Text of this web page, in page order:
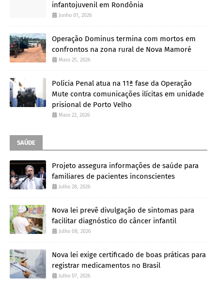
infantojuvenil em Rondônia
Junho 01, 2026
Operação Dominus termina com mortos em
confrontos na zona rural de Nova Mamoré
Maio 25, 2026
Polícia Penal atua na 11ª fase da Operação
Mute contra comunicações ilícitas em unidade
prisional de Porto Velho
Maio 22, 2026
SAÚDE
Projeto assegura informações de saúde para
familiares de pacientes inconscientes
Julho 28, 2026
Nova lei prevê divulgação de sintomas para
facilitar diagnóstico do câncer infantil
Julho 08, 2026
Nova lei exige certificado de boas práticas para
registrar medicamentos no Brasil
Julho 07, 2026